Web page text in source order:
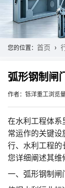
您的位置： 首页
弧形钢制闸
作者：铄洋重工浏览
在水利工程体系
常运作的关键
行、水利工程的
您详细阐述其维
一、弧形钢制闸